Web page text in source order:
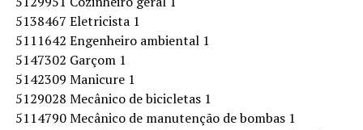
5138467 Eletricista 1
5111642 Engenheiro ambiental 1
5147302 Garçom 1
5142309 Manicure 1
5129028 Mecânico de bicicletas 1
5114790 Mecânico de manutenção de bombas 1